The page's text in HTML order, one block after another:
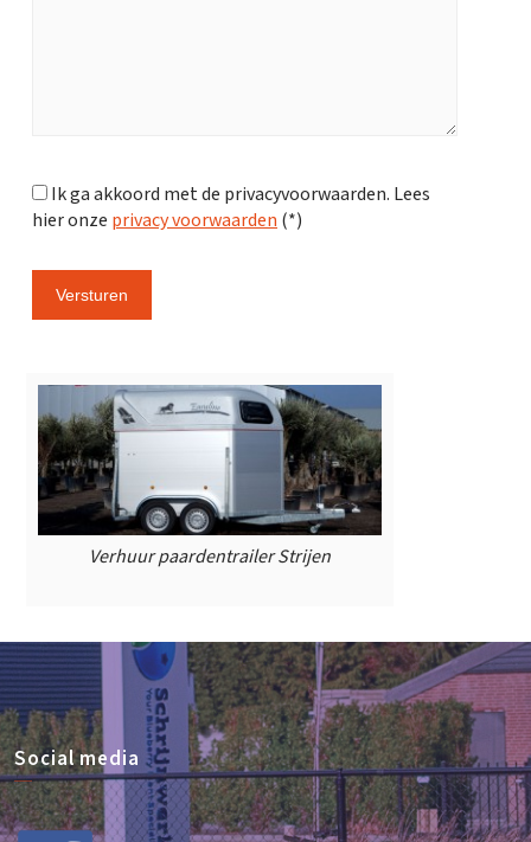
Ik ga akkoord met de privacyvoorwaarden. Lees
hier onze privacy voorwaarden (*)
Verhuur paardentrailer Strijen
Social media